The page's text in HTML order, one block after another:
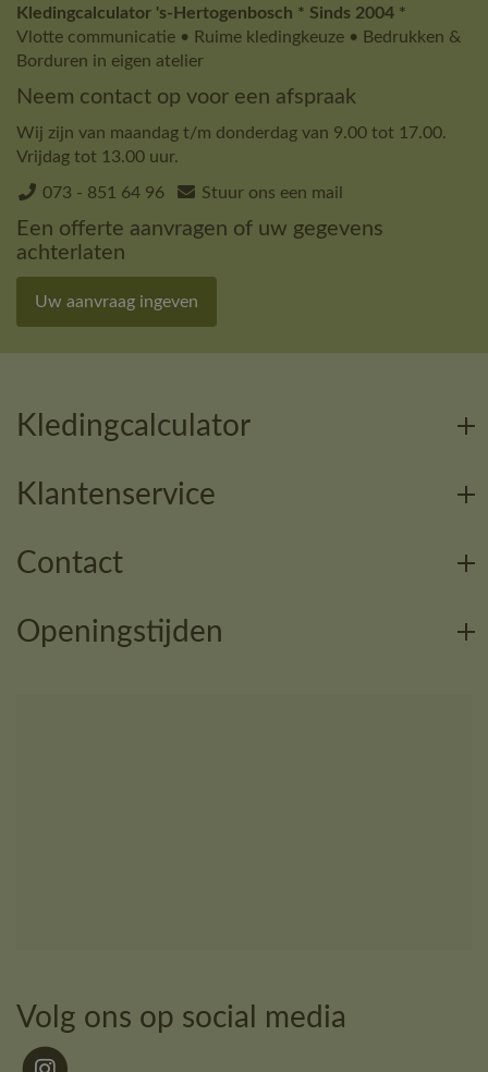
Kledingcalculator 's-Hertogenbosch * Sinds 2004 *
Vlotte communicatie • Ruime kledingkeuze • Bedrukken &
Borduren in eigen atelier
Neem contact op voor een afspraak
Wij zijn van maandag t/m donderdag van 9.00 tot 17.00.
Vrijdag tot 13.00 uur.
073 - 851 64 96 Stuur ons een mail
Een offerte aanvragen of uw gegevens
achterlaten
Uw aanvraag ingeven
Kledingcalculator
Klantenservice
Contact
Openingstijden
Volg ons op social media